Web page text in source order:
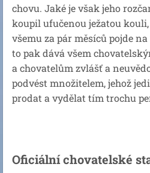
chovu. Jaké je však jeho
koupil ufučenou ježatou
všemu za pár měsíců pojde
to pak dává všem
a chovatelům zvlášť a
podvést množitelem, jehož
prodat a vydělat tím trochu
Oficiální chovatelské